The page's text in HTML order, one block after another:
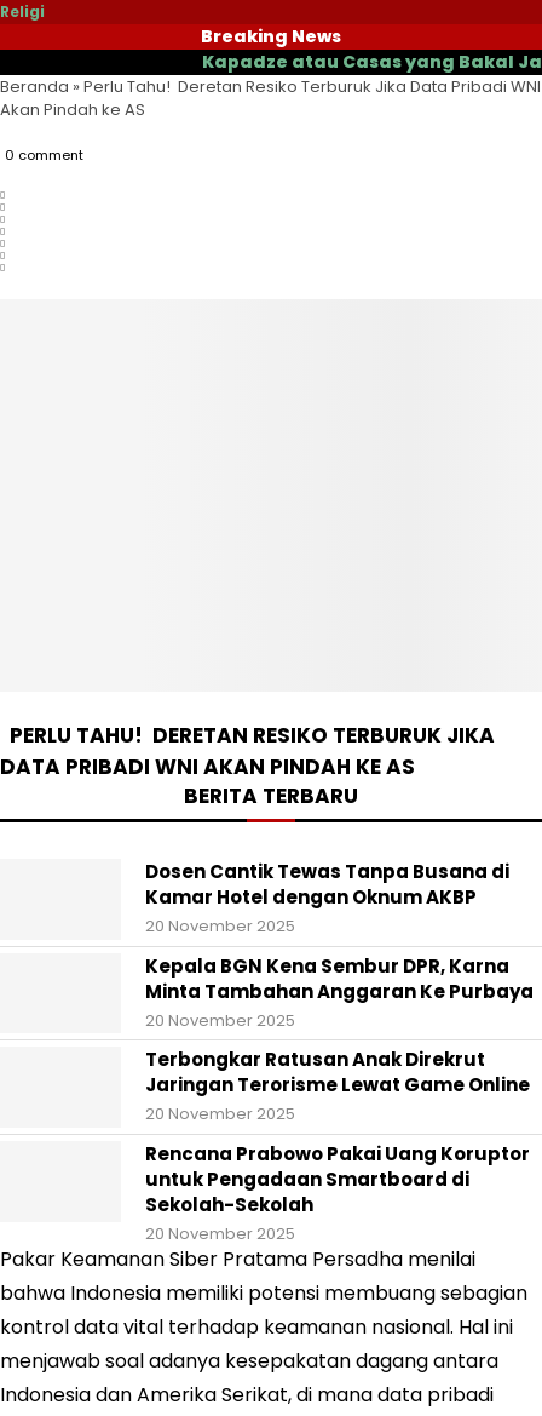
Religi
Breaking News
Kapadze atau Casas yang Bakal Jadi
Beranda »Perlu Tahu! Deretan Resiko Terburuk Jika Data Pribadi WNI
Akan Pindah ke AS
0 comment
PERLU TAHU! DERETAN RESIKO TERBURUK JIKA
DATA PRIBADI WNI AKAN PINDAH KE AS
BERITA TERBARU
Dosen Cantik Tewas Tanpa Busana di
Kamar Hotel dengan Oknum AKBP
20 November 2025
Kepala BGN Kena Sembur DPR, Karna
Minta Tambahan Anggaran Ke Purbaya
20 November 2025
Terbongkar Ratusan Anak Direkrut
Jaringan Terorisme Lewat Game Online
20 November 2025
Rencana Prabowo Pakai Uang Koruptor
untuk Pengadaan Smartboard di
Sekolah-Sekolah
20 November 2025
Pakar Keamanan Siber Pratama Persadha menilai
bahwa Indonesia memiliki potensi membuang sebagian
kontrol data vital terhadap keamanan nasional. Hal ini
menjawab soal adanya kesepakatan dagang antara
Indonesia dan Amerika Serikat, di mana data pribadi